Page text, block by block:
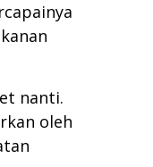
nanti.
oleh